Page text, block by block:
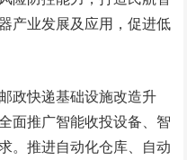
产业发展及应用，促进低
政快递基础设施改造升
面推广智能收投设备、智
。推进自动化仓库、自动